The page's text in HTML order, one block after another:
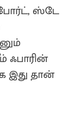
ஸ்டே
ஃபாரின்
இது தான்